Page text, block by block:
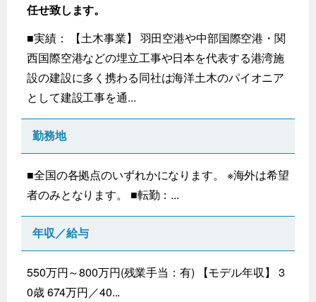
任せ致します。
■実績： 【土木事業】 羽田空港や中部国際空港・関
西国際空港などの埋立工事や日本を代表する港湾施
設の建設に多く携わる同社は海洋土木のパイオニア
として建設工事を通...
勤務地
■全国の各拠点のいずれかになります。 ※海外は希望
者のみとなります。 ■転勤：...
年収／給与
550万円～800万円(残業手当：有) 【モデル年収】 3
0歳 674万円／40...